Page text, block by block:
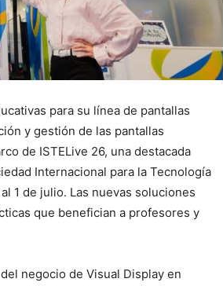
para su línea de pantallas
y gestión de las pantallas
de ISTELive 26, una destacada
Internacional para la Tecnología
1 de julio. Las nuevas soluciones
que benefician a profesores y
negocio de Visual Display en